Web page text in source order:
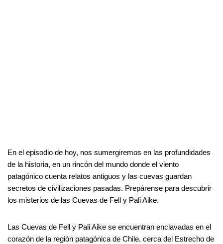
En el episodio de hoy, nos sumergiremos en las profundidades
de la historia, en un rincón del mundo donde el viento
patagónico cuenta relatos antiguos y las cuevas guardan
secretos de civilizaciones pasadas. Prepárense para descubrir
los misterios de las Cuevas de Fell y Pali Aike.
Las Cuevas de Fell y Pali Aike se encuentran enclavadas en el
corazón de la región patagónica de Chile, cerca del Estrecho de